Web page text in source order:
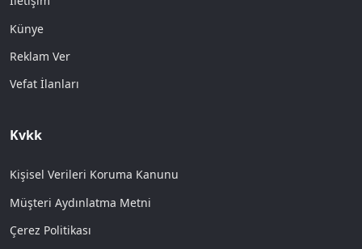
Künye
Reklam Ver
Vefat İlanları
Kvkk
Kişisel Verileri Koruma Kanunu
Müşteri Aydınlatma Metni
Çerez Politikası